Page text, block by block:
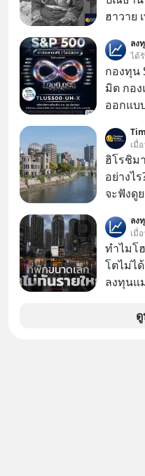
ฮาวาย
ฮาวายไ
ฮาวาย
พระอง
ฮาวาย
พระอง
ประเท
ทวีปเอเ
ตะวันอ
สันตะป
กษัตริย์
ลง
ได้
กองทุน
มิต กอ
ออกแบ
เมื่
ฮิโรชิม
อย่างไ
จะฟังดู
ยังคงอั
ที่จริง นี่
ไม่ใช่ภั
ที่ฮิโรชิ
ลง
เมื่
ทำไมโ
โตไม่ไ
ลงทุนแ
หรือไ